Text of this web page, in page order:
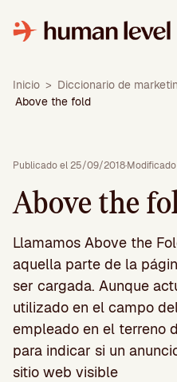
contenido
Inicio > Diccionario de
Above the fold
Publicado el 25/09/2018·
Above the
Llamamos Above the
aquella parte de la
ser cargada. Aunque
utilizado en el campo
empleado en el terreno
para indicar si un
sitio web visible